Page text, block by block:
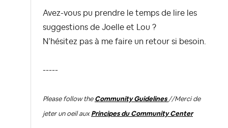
Avez-vous pu prendre le temps de lire les
suggestions de Joelle et Lou ?
N’hésitez pas à me faire un retour si besoin.
-----
Please follow the Community Guidelines //Merci de
jeter un oeil aux Principes du Community Center